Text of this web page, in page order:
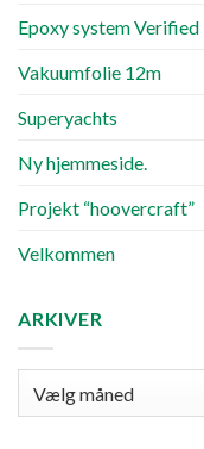
Epoxy system
Vakuumfolie 12m
Superyachts
Ny hjemmeside.
Projekt “hoovercraft”
Velkommen
ARKIVER